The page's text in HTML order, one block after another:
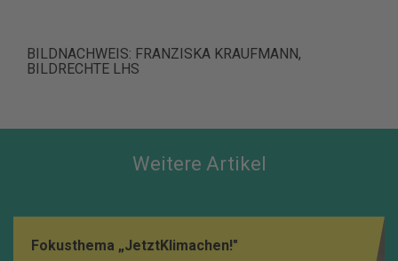
BILDNACHWEIS: FRANZISKA KRAUFMANN,
BILDRECHTE LHS
Weitere Artikel
Fokusthema „JetztKlimachen!"